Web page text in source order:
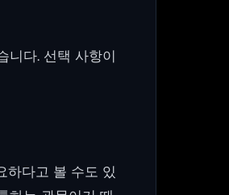
니다. 선택 사항이
하다고 볼 수도 있